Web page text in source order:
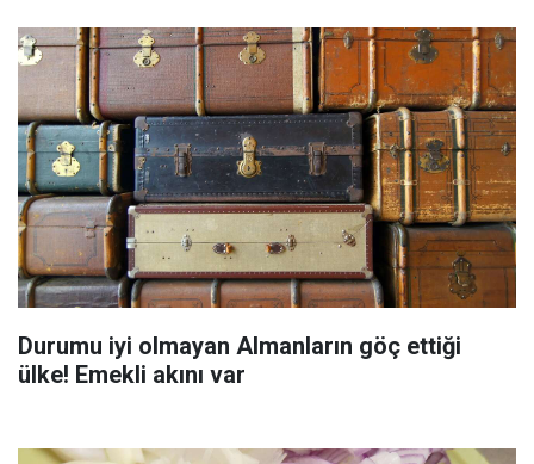
Durumu iyi olmayan Almanların göç ettiği
ülke! Emekli akını var